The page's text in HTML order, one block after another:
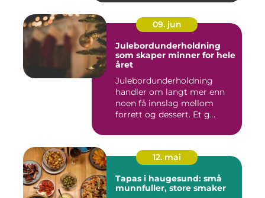
09. jun
Julebordunderholdning
som skaper minner for hele
året
Julebordunderholdning
handler om langt mer enn
noen få innslag mellom
forrett og dessert. Et g...
12. mai
Tapas i haugesund: små
munnfuller, store smaker